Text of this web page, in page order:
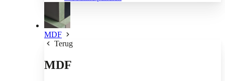
MDF
Terug
MDF